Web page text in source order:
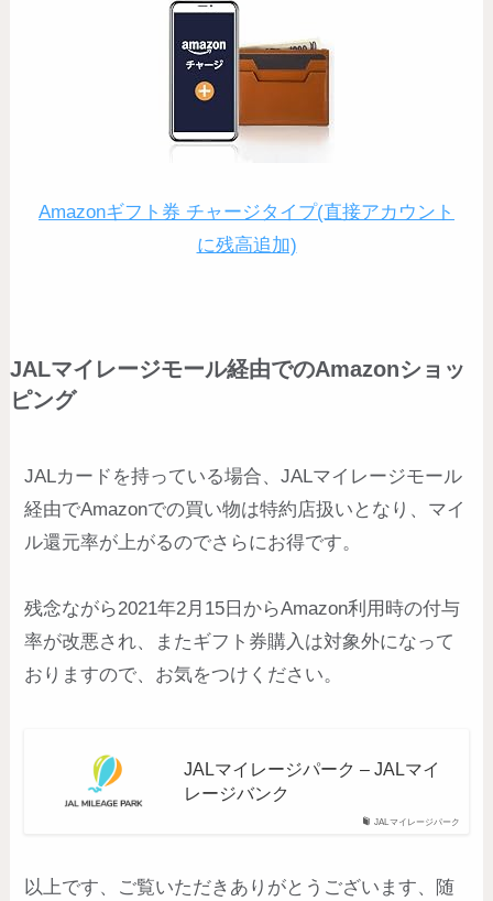
Amazonギフト券 チャージタイプ(直接アカウント
に残高追加)
JALマイレージモール経由でのAmazonショッ
ピング
JALカードを持っている場合、JALマイレージモール
経由でAmazonでの買い物は特約店扱いとなり、マイ
ル還元率が上がるのでさらにお得です。
残念ながら2021年2月15日からAmazon利用時の付与
率が改悪され、またギフト券購入は対象外になって
おりますので、お気をつけください。
JALマイレージパーク
JALマイレージパーク – JALマイ
レージバンク
以上です、ご覧いただきありがとうございます、随